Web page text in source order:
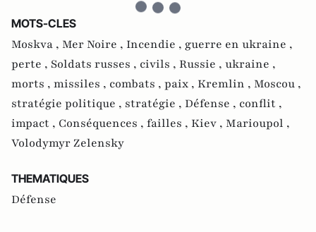
MOTS-CLES
Moskva , Mer Noire , Incendie , guerre en ukraine ,
perte , Soldats russes , civils , Russie , ukraine ,
morts , missiles , combats , paix , Kremlin , Moscou ,
stratégie politique , stratégie , Défense , conflit ,
impact , Conséquences , failles , Kiev , Marioupol ,
Volodymyr Zelensky
THEMATIQUES
Défense